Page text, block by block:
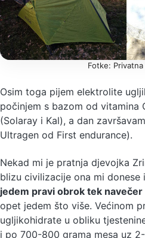
Fotke:
Osim toga pijem elektrolite
počinjem s bazom od vitamina
(Solaray i Kal), a dan
Ultragen od First endurance).
Nekad mi je pratnja djevojka
blizu civilizacije ona mi donese
jedem pravi obrok tek navečer
opet jedem što više. Većinom
ugljikohidrate u obliku
i po 700-800 grama mesa uz